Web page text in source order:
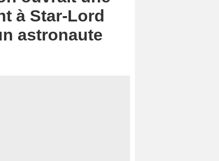
à Star-Lord
astronaute